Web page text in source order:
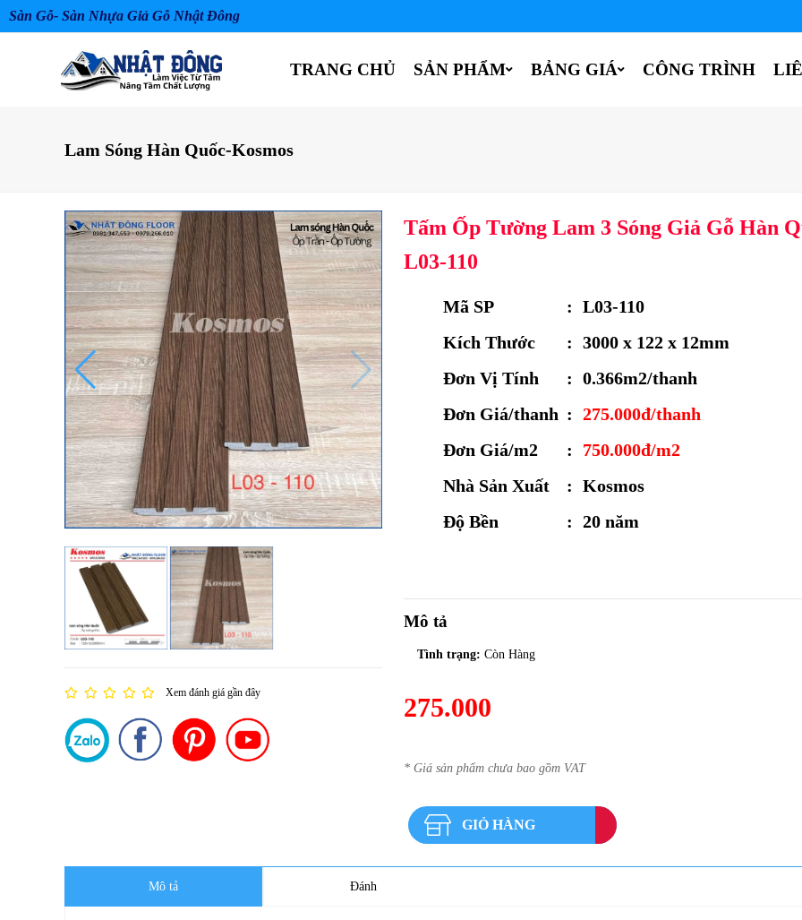
Sàn Gỗ- Sàn Nhựa Giả Gỗ Nhật Đông
TRANG CHỦ SẢN PHẨM BẢNG GIÁ CÔNG TRÌNH
Lam Sóng Hàn Quốc-Kosmos
Xem đánh giá gần đây
Tấm Ốp Tường Lam 3 Sóng Giả Gỗ Hàn
L03-110
Mã SP : L03-110
Kích Thước
: 3000 x 122 x 12mm
Đơn Vị Tính
: 0.366m2/thanh
Đơn Giá/thanh : 275.000đ/thanh
Đơn Giá/m2
:
750.000đ/m2
Nhà Sản Xuất
: Kosmos
Độ Bền
: 20 năm
Mô tả
Tình trạng: Còn Hàng
275.000
* Giá sản phẩm chưa bao gồm VAT
GIỎ HÀNG
Mô tả Đánh